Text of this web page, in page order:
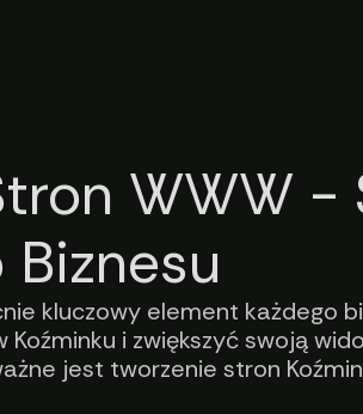
WWW -
kluczowy element każdego
i zwiększyć swoją
jest tworzenie stron